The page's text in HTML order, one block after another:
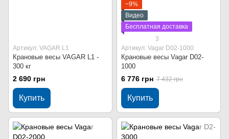
Артикул: VAGAR L1
Крановые весы VAGAR L1 -
300 кг
2 690 грн
Купить
−9%
Видео
Бесплатная доставка
3
Артикул: Vagar D02-1000
Крановые весы Vagar D02-
1000
6 776 грн 7 432 грн
Купить